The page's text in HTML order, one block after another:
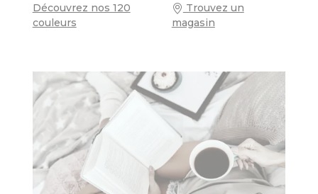
Découvrez nos 120
couleurs
Trouvez un
magasin